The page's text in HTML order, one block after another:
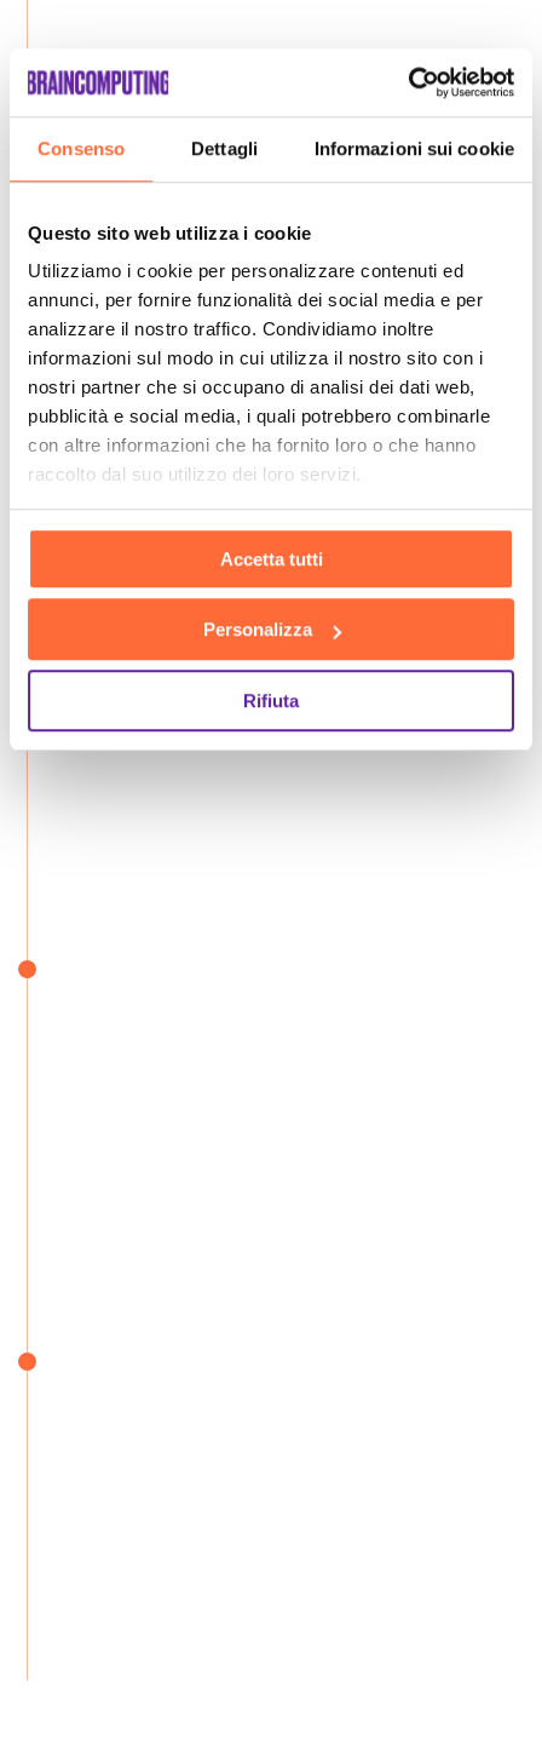
Consenso Dettagli Informazioni sui cookie
Questo sito web utilizza i cookie
Utilizziamo i cookie per personalizzare contenuti ed
annunci, per fornire funzionalità dei social media e per
analizzare il nostro traffico. Condividiamo inoltre
informazioni sul modo in cui utilizza il nostro sito con i
nostri partner che si occupano di analisi dei dati web,
pubblicità e social media, i quali potrebbero combinarle
con altre informazioni che ha fornito loro o che hanno
raccolto dal suo utilizzo dei loro servizi.
Accetta tutti
Personalizza
Rifiuta